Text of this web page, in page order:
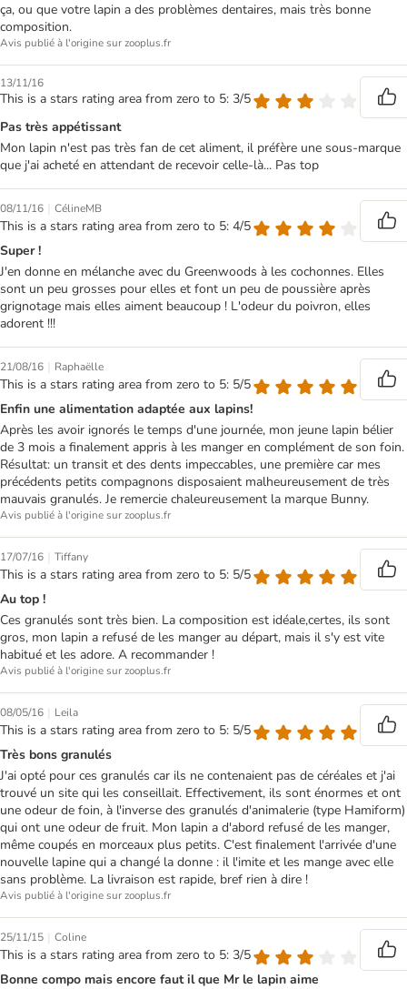
ça, ou que votre lapin a des problèmes dentaires, mais très bonne
composition.
Avis publié à l'origine sur zooplus.fr
13/11/16
This is a stars rating area from zero to 5: 3/5
Pas très appétissant
Mon lapin n'est pas très fan de cet aliment, il préfère une sous-marque
que j'ai acheté en attendant de recevoir celle-là... Pas top
08/11/16 | CélineMB
This is a stars rating area from zero to 5: 4/5
Super !
J'en donne en mélanche avec du Greenwoods à les cochonnes. Elles
sont un peu grosses pour elles et font un peu de poussière après
grignotage mais elles aiment beaucoup ! L'odeur du poivron, elles
adorent !!!
21/08/16 | Raphaëlle
This is a stars rating area from zero to 5: 5/5
Enfin une alimentation adaptée aux lapins!
Après les avoir ignorés le temps d'une journée, mon jeune lapin bélier
de 3 mois a finalement appris à les manger en complément de son foin.
Résultat: un transit et des dents impeccables, une première car mes
précédents petits compagnons disposaient malheureusement de très
mauvais granulés. Je remercie chaleureusement la marque Bunny.
Avis publié à l'origine sur zooplus.fr
17/07/16 | Tiffany
This is a stars rating area from zero to 5: 5/5
Au top !
Ces granulés sont très bien. La composition est idéale,certes, ils sont
gros, mon lapin a refusé de les manger au départ, mais il s'y est vite
habitué et les adore. A recommander !
Avis publié à l'origine sur zooplus.fr
08/05/16 | Leila
This is a stars rating area from zero to 5: 5/5
Très bons granulés
J'ai opté pour ces granulés car ils ne contenaient pas de céréales et j'ai
trouvé un site qui les conseillait. Effectivement, ils sont énormes et ont
une odeur de foin, à l'inverse des granulés d'animalerie (type Hamiform)
qui ont une odeur de fruit. Mon lapin a d'abord refusé de les manger,
même coupés en morceaux plus petits. C'est finalement l'arrivée d'une
nouvelle lapine qui a changé la donne : il l'imite et les mange avec elle
sans problème. La livraison est rapide, bref rien à dire !
Avis publié à l'origine sur zooplus.fr
25/11/15 | Coline
This is a stars rating area from zero to 5: 3/5
Bonne compo mais encore faut il que Mr le lapin aime